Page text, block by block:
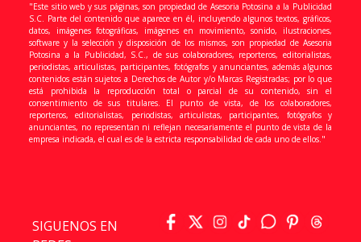
"Este sitio web y sus páginas, son propiedad de Asesoria Potosina a la Publicidad
S.C. Parte del contenido que aparece en él, incluyendo algunos textos, gráficos,
datos, imágenes fotográficas, imágenes en movimiento, sonido, ilustraciones,
software y la selección y disposición de los mismos, son propiedad de Asesoria
Potosina a la Publicidad, S.C., de sus colaboradores, reporteros, editorialistas,
periodistas, articulistas, participantes, fotógrafos y anunciantes, además algunos
contenidos están sujetos a Derechos de Autor y/o Marcas Registradas; por lo que
está prohibida la reproducción total o parcial de su contenido, sin el
consentimiento de sus titulares. El punto de vista, de los colaboradores,
reporteros, editorialistas, periodistas, articulistas, participantes, fotógrafos y
anunciantes, no representan ni reflejan necesariamente el punto de vista de la
empresa indicada, el cual es de la estricta responsabilidad de cada uno de ellos."
SIGUENOS EN